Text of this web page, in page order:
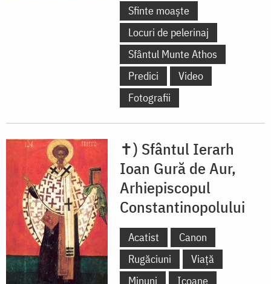
Sfinte moaște
Locuri de pelerinaj
Sfântul Munte Athos
Predici
Video
Fotografii
✝) Sfântul Ierarh
Ioan Gură de Aur,
Arhiepiscopul
Constantinopolului
Acatist
Canon
Rugăciuni
Viață
Minuni
Icoane